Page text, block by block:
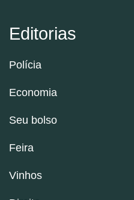
Editorias
Polícia
Economia
Seu bolso
Feira
Vinhos